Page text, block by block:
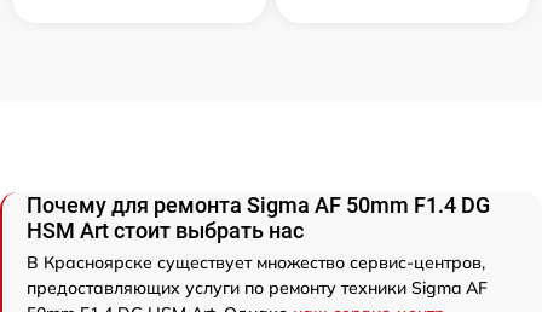
Почему для ремонта Sigma AF 50mm F1.4 DG
HSM Art стоит выбрать нас
В Красноярске существует множество сервис-центров,
предоставляющих услуги по ремонту техники Sigma AF